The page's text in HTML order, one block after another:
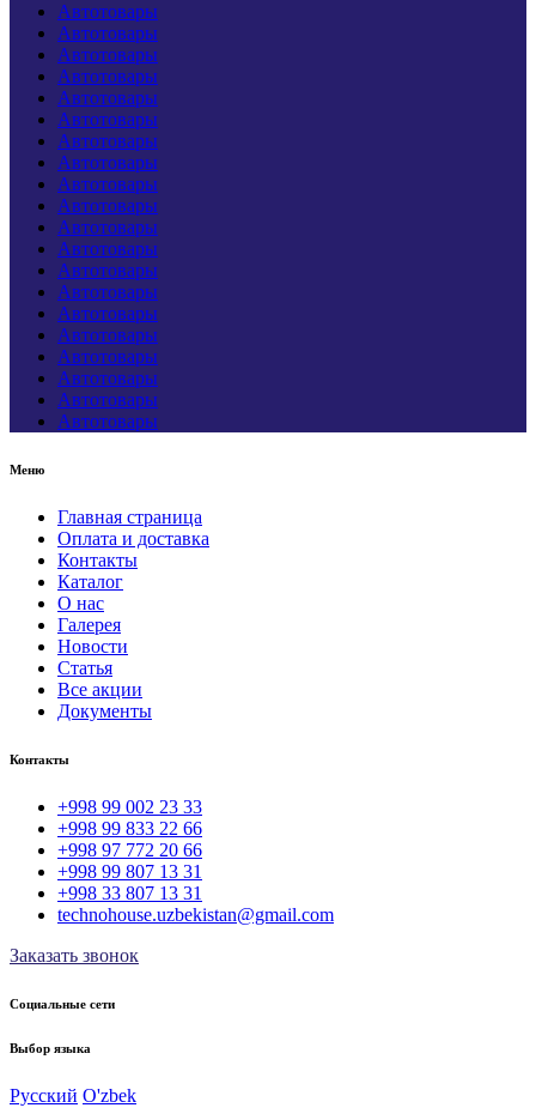
Автотовары
Автотовары
Автотовары
Автотовары
Автотовары
Автотовары
Автотовары
Автотовары
Автотовары
Автотовары
Автотовары
Автотовары
Автотовары
Автотовары
Автотовары
Автотовары
Автотовары
Автотовары
Автотовары
Автотовары
Меню
Главная страница
Оплата и доставка
Контакты
Каталог
О нас
Галерея
Новости
Статья
Все акции
Документы
Контакты
+998 99 002 23 33
+998 99 833 22 66
+998 97 772 20 66
+998 99 807 13 31
+998 33 807 13 31
technohouse.uzbekistan@gmail.com
Заказать звонок
Социальные сети
Выбор языка
Русский O'zbek